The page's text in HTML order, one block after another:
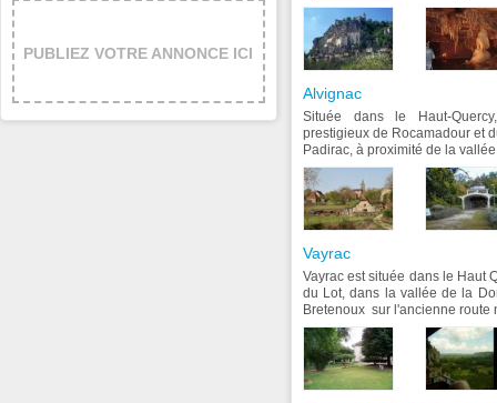
Alvignac
Située dans le Haut-
prestigieux de Rocamadour et
Padirac, à proximité de la
Vayrac
Vayrac est située dans le Haut
du Lot, dans la vallée de la
Bretenoux sur l'ancienne route
PUBLIEZ VOTRE ANNONCE ICI